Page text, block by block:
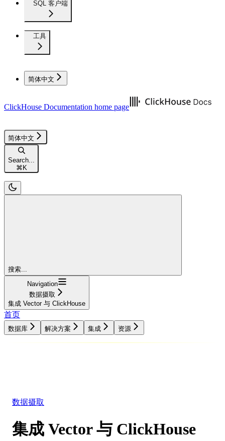
SQL 客户端
工具
简体中文
ClickHouse Documentation home page
简体中文
Search...
⌘ K
搜索...
Navigation
数据摄取
集成 Vector 与 ClickHouse
首页
数据库 解决方案 集成 资源
数据摄取
集成 Vector 与 ClickHouse